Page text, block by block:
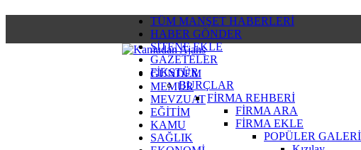
TÜM MANŞET HABERLERİ
HABER GÖNDER
SİTENE EKLE
GAZETELER
FİKSTÜR
BURÇLAR
FİRMA REHBERİ
FİRMA ARA
FİRMA EKLE
POPÜLER
GÜNDEM
MEMUR
MEVZUAT
EĞİTİM
KAMU
SAĞLIK